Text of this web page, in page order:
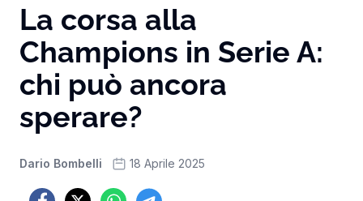
La corsa alla
Champions in Serie A:
chi può ancora
sperare?
Dario Bombelli 18 Aprile 2025